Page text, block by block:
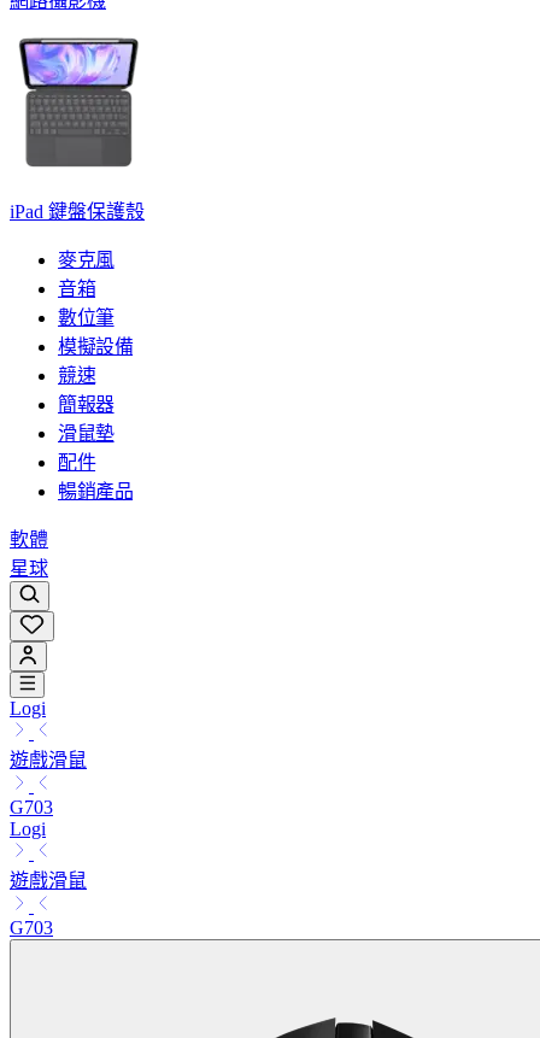
iPad 鍵盤保護殼
麥克風
音箱
數位筆
模擬設備
競速
簡報器
滑鼠墊
配件
暢銷產品
軟體
星球
Logi
遊戲滑鼠
G703
Logi
遊戲滑鼠
G703